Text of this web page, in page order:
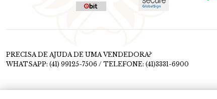
PRECISA DE AJUDA DE UMA VENDEDORA?
WHATSAPP: (41) 99125-7506 / TELEFONE: (41)3331-6900